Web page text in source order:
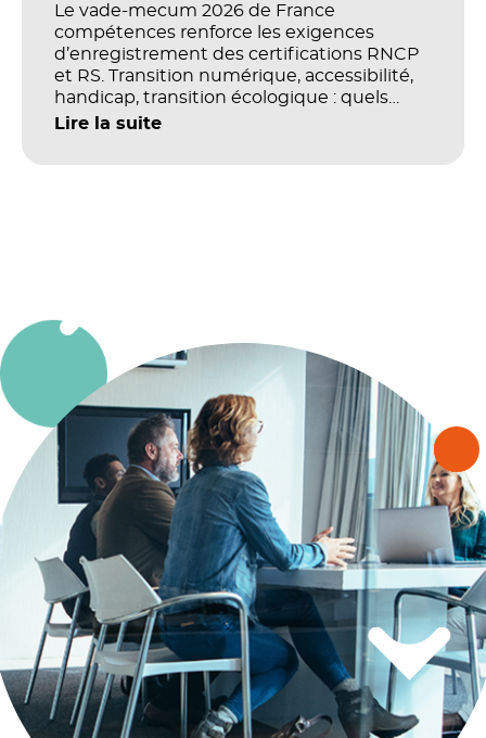
Le vade-mecum 2026 de France
compétences renforce les exigences
d’enregistrement des certifications RNCP
et RS. Transition numérique, accessibilité,
handicap, transition écologique : quels
impacts concrets pour les référentiels dans
Lire la suite